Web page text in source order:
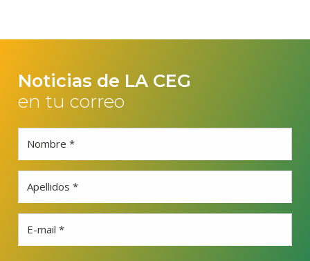
Noticias de LA CEG
en tu correo
Nombre *
Apellidos *
E-mail *